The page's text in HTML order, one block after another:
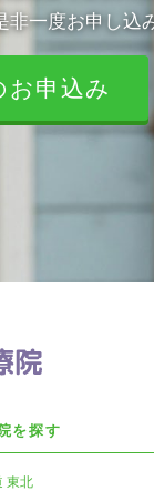
一度お申し込
申込み
を探す
東北